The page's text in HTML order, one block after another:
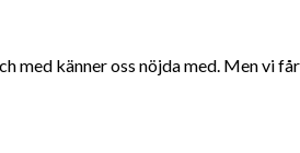
med känner oss nöjda med. Men vi får